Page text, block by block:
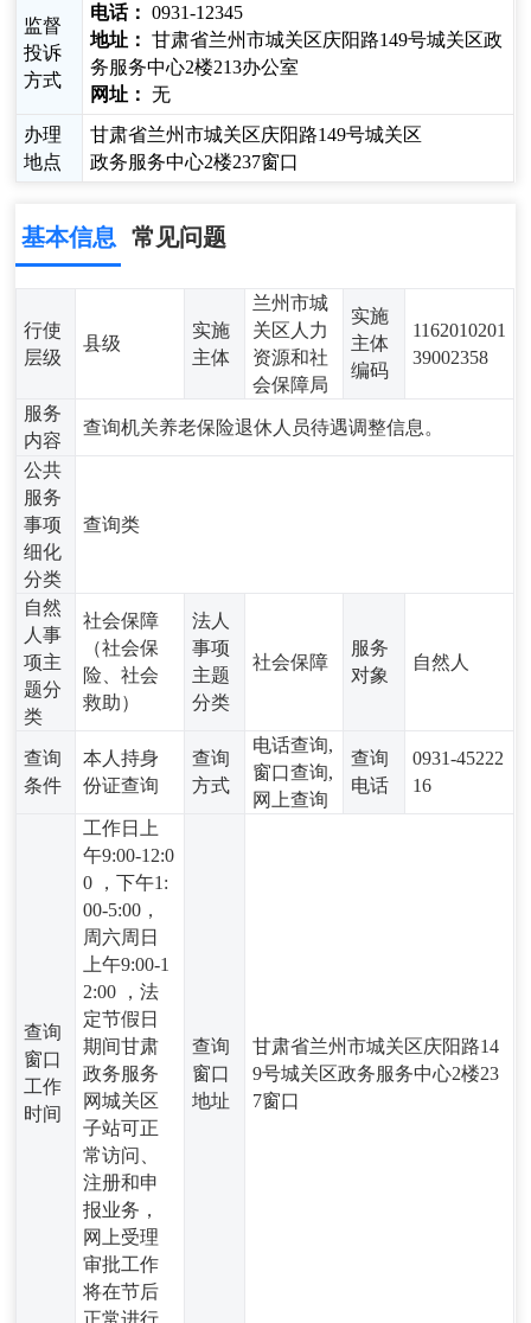
监督
投诉
方式
电话： 0931-12345
地址： 甘肃省兰州市城关区庆阳路149号城关区政
务服务中心2楼213办公室
网址： 无
办理
地点
甘肃省兰州市城关区庆阳路149号城关区
政务服务中心2楼237窗口
基本信息 常见问题
行使
层级
县级
实施
主体
兰州市城
关区人力
资源和社
会保障局
实施
主体
编码
1162010201
39002358
服务
内容
查询机关养老保险退休人员待遇调整信息。
公共
服务
事项
细化
分类
查询类
自然
人事
项主
题分
类
社会保障
（社会保
险、社会
救助）
法人
事项
主题
分类
社会保障
服务
对象
自然人
查询
条件
本人持身
份证查询
查询
方式
电话查询,
窗口查询,
网上查询
查询
电话
0931-45222
16
查询
窗口
工作
时间
工作日上
午9:00-12:0
0 ，下午1:
00-5:00，
周六周日
上午9:00-1
2:00 ，法
定节假日
期间甘肃
政务服务
网城关区
子站可正
常访问、
注册和申
报业务，
网上受理
审批工作
将在节后
查询
窗口
地址
甘肃省兰州市城关区庆阳路14
9号城关区政务服务中心2楼23
7窗口